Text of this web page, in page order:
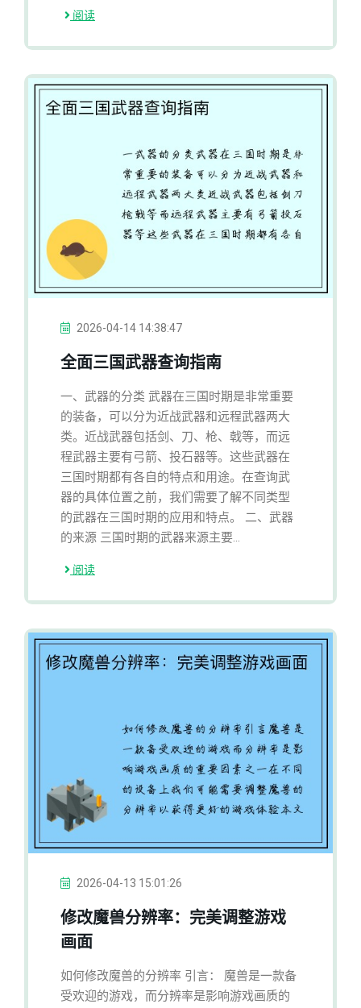
阅读
2026-04-14 14:38:47
全面三国武器查询指南
一、武器的分类 武器在三国时期是非常重要
的装备，可以分为近战武器和远程武器两大
类。近战武器包括剑、刀、枪、戟等，而远
程武器主要有弓箭、投石器等。这些武器在
三国时期都有各自的特点和用途。在查询武
器的具体位置之前，我们需要了解不同类型
的武器在三国时期的应用和特点。 二、武器
的来源 三国时期的武器来源主要...
阅读
2026-04-13 15:01:26
修改魔兽分辨率：完美调整游戏
画面
如何修改魔兽的分辨率 引言： 魔兽是一款备
受欢迎的游戏，而分辨率是影响游戏画质的